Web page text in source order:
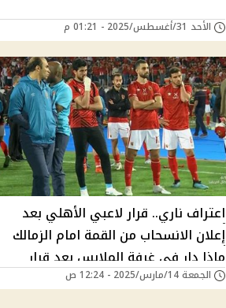
الأحد 31/أغسطس/2025 - 01:21 م
اعتراف ناري.. قرار لاعبي الأهلي بعد
إعلان الانسحاب من القمة امام الزمالك
ماذا دار في غرفة الملابس بعد قرار
الخطيب؟ "كواليس سرية تنشر لاول مرة"
الجمعة 14/مارس/2025 - 12:24 ص